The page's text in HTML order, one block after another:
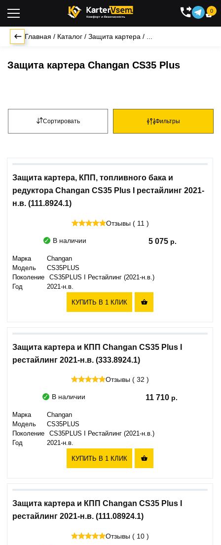

0
Главная / Каталог / Защита картера /
Защита картера Changan CS35 Plus
Фильтры
Сортировать
Защита картера, КПП, топливного бака и
редуктора Changan CS35 Plus I рестайлинг 2021-
н.в. (111.8924.1)
Отзывы ( 11 )
В наличии 5 075
Марка
Changan
Модель
CS35PLUS
Поколение
CS35PLUS I Рестайлинг (2021-н.в.)
Год
2021-н.в.
КУПИТЬ В 1 КЛИК 
Защита картера и КПП Changan CS35 Plus I
рестайлинг 2021-н.в. (333.8924.1)
Отзывы ( 32 )
В наличии 11 710
Марка
Changan
Модель
CS35PLUS
Поколение
CS35PLUS I Рестайлинг (2021-н.в.)
Год
2021-н.в.
КУПИТЬ В 1 КЛИК 
Защита картера и КПП Changan CS35 Plus I
рестайлинг 2021-н.в. (111.08924.1)
Отзывы ( 10 )